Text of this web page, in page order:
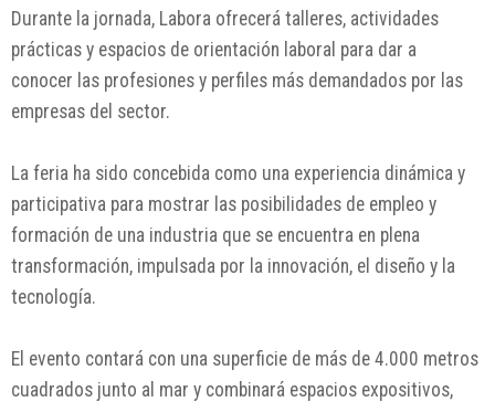
Durante la jornada, Labora ofrecerá talleres, actividades
prácticas y espacios de orientación laboral para dar a
conocer las profesiones y perfiles más demandados por las
empresas del sector.
La feria ha sido concebida como una experiencia dinámica y
participativa para mostrar las posibilidades de empleo y
formación de una industria que se encuentra en plena
transformación, impulsada por la innovación, el diseño y la
tecnología.
El evento contará con una superficie de más de 4.000 metros
cuadrados junto al mar y combinará espacios expositivos,